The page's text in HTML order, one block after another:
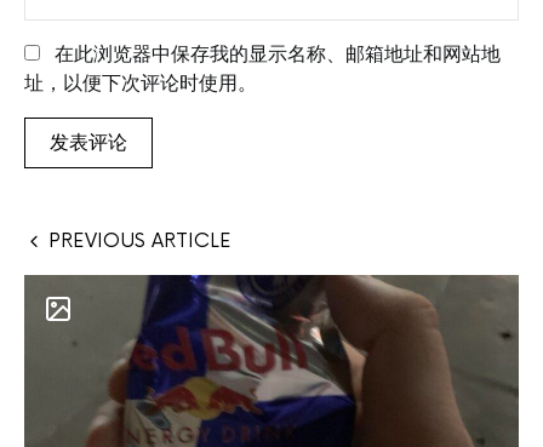
在此浏览器中保存我的显示名称、邮箱地址和网站地
址，以便下次评论时使用。
PREVIOUS ARTICLE